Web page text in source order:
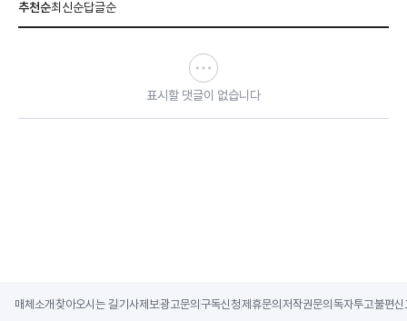
추천순최신순답글순
표시할 댓글이 없습니다
매체소개 찾아오시는 길기사제보광고문의 구독신청제휴문의 저작권문의 독자투고불편신